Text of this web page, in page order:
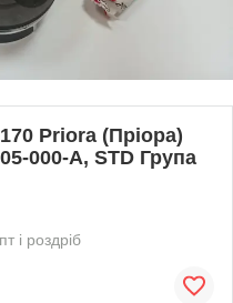
Priora (Пріора)
000-A, STD Група
і роздріб